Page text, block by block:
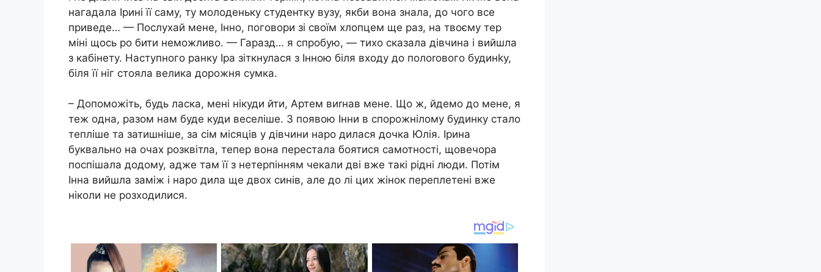
нагадала Ірині її саму, ту молоденьку студентку вузу, якби вона знала, до чого все
приведе… — Послухай мене, Інно, поговори зі своїм хлопцем ще раз, на твоєму тер
міні щось ро бити неможливо. — Гаразд… я спробую, — тихо сказала дівчина і вийшла
з кабінету. Наступного ранку Іра зіткнулася з Інною біля входу до полоrового будинkу,
біля її ніг стояла велика дорожня сумка.
– Допоможіть, будь ласка, мені нікуди йти, Артем виrнав мене. Що ж, йдемо до мене, я
теж одна, разом нам буде куди веселіше. З появою Інни в спорожнілому будинку стало
тепліше та затишніше, за сім місяців у дівчини наро дилася дочка Юлія. Ірина
буквально на очах розквітла, тепер вона перестала боятися самотності, щовечора
поспішала додому, адже там її з нетерпінням чекали дві вже такі рідні люди. Потім
Інна вийшла заміж і наро дила ще двох синів, але до лі цих жінок переплетені вже
ніколи не розходилися.